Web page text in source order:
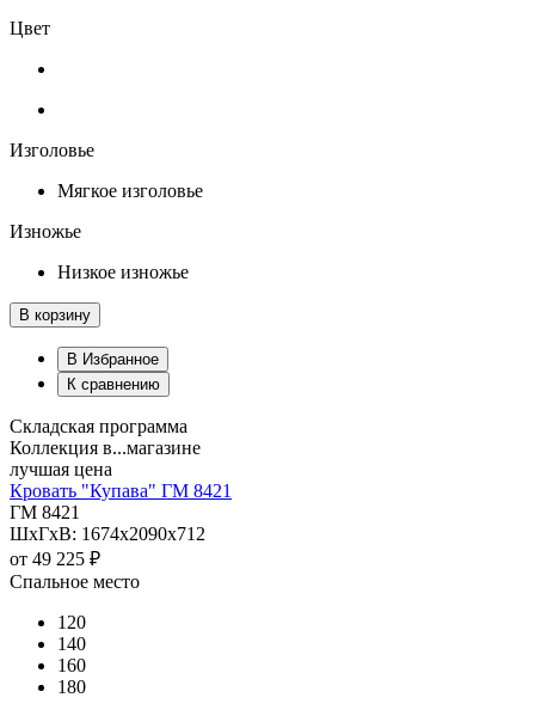
Цвет
Изголовье
Мягкое изголовье
Изножье
Низкое изножье
В корзину
В Избранное
К сравнению
Складская программа
Коллекция в...магазине
лучшая цена
Кровать "Купава" ГМ 8421
ГМ 8421
ШхГхВ: 1674х2090х712
от 49 225 ₽
Спальное место
120
140
160
180